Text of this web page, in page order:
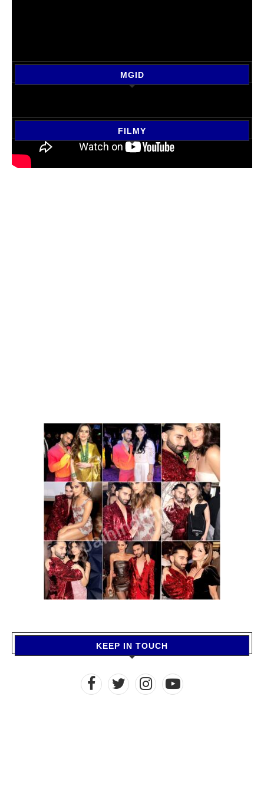
MGID
FILMY
KEEP IN TOUCH